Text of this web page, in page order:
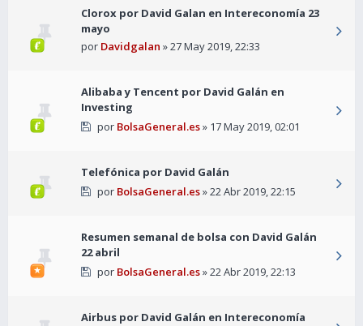
Clorox por David Galan en Intereconomía 23
mayo
por Davidgalan » 27 May 2019, 22:33
Alibaba y Tencent por David Galán en
Investing
por BolsaGeneral.es» 17 May 2019, 02:01
Telefónica por David Galán
por BolsaGeneral.es» 22 Abr 2019, 22:15
Resumen semanal de bolsa con David Galán
22 abril
por BolsaGeneral.es» 22 Abr 2019, 22:13
Airbus por David Galán en Intereconomía